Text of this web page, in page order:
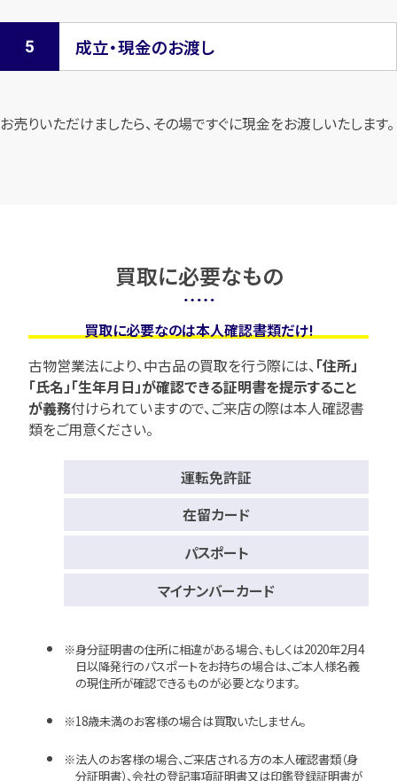
成立・現金のお渡し
お売りいただけましたら、その場ですぐに現金をお渡しいたします。
買取に必要なもの
買取に必要なのは本人確認書類だけ!
古物営業法により、中古品の買取を行う際には、 「住所」
「氏名」「生年月日」が確認できる証明書を提示すること
が義務付けられていますので、 ご来店の際は本人確認書
類をご用意ください。
運転免許証
在留カード
パスポート
マイナンバーカード
身分証明書の住所に相違がある場合、もしくは2020年2月4
日以降発行のパスポートをお持ちの場合は、ご本人様名義
の現住所が確認できるものが必要となります。
18歳未満のお客様の場合は買取いたしません。
法人のお客様の場合、ご来店される方の本人確認書類（身
分証明書）、会社の登記事項証明書又は印鑑登録証明書が